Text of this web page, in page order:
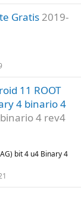
Gratis 2019-
11 ROOT
4 binario 4
4 rev4
bit 4 u4 Binary 4